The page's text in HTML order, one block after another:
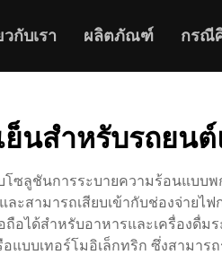
วกับเรา ผลิตภัณฑ์ กรณี
ย็นสำหรับรถยน
โซลูชันการระบายความร้อนแบ
สามารถเสียบเข้ากับช่องจ่ายไ
ได้สำหรับอาหารและเครื่องดื่ม
แบบเทอร์โมอิเล็กทริก ซึ่งสาม